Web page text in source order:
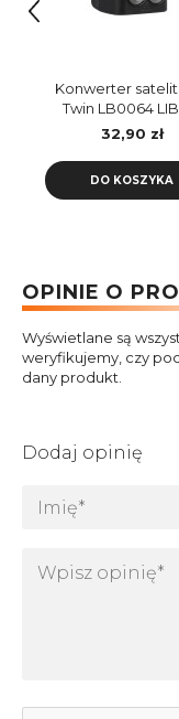
Konwerter
Twin LB0064
32,90 zł
DO KOSZYKA
OPINIE O
Wyświetlane są
weryfikujemy, czy
dany produkt.
Dodaj opinię